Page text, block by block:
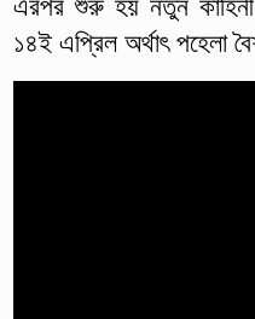
এরপর শুরু হয় নতুন
১৪ই এপ্রিল অর্থাৎ পহেলা